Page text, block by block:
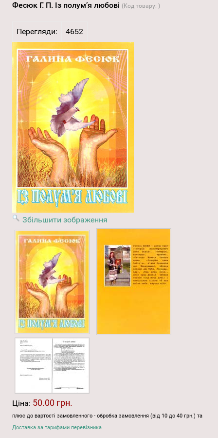
Фесюк Г. П. Із полум’я любові (Код товару: )
Перегляди: 4652
Збільшити зображення
Ціна: 50.00 грн.
плюс до вартості замовленного - обробка замовлення (від 10 до 40 грн.) та
Доставка за тарифами перевізника